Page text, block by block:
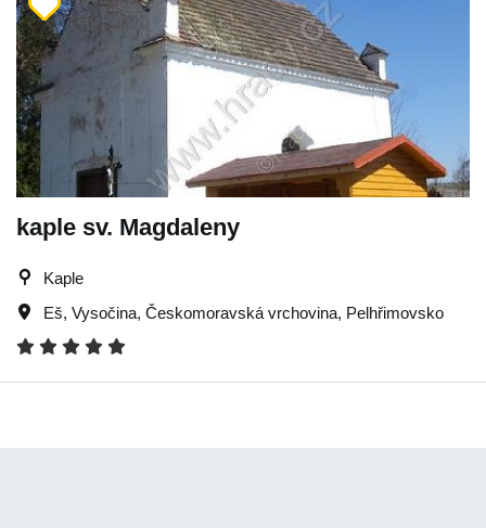
kaple sv. Magdaleny
Kaple
Eš, Vysočina, Českomoravská vrchovina, Pelhřimovsko